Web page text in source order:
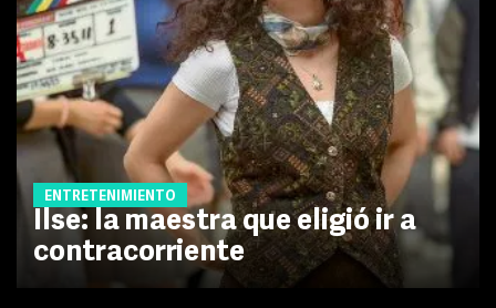
ENTRETENIMIENTO
Ilse: la maestra que eligió ir a
contracorriente